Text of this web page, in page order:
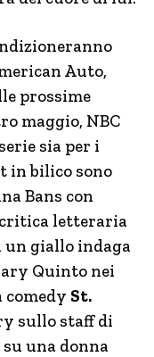
Auto,
prossime
maggio, NBC
sia per i
in bilico sono
Bans con
critica letteraria
un giallo indaga
Quinto nei
St.
sullo staff di
su una donna